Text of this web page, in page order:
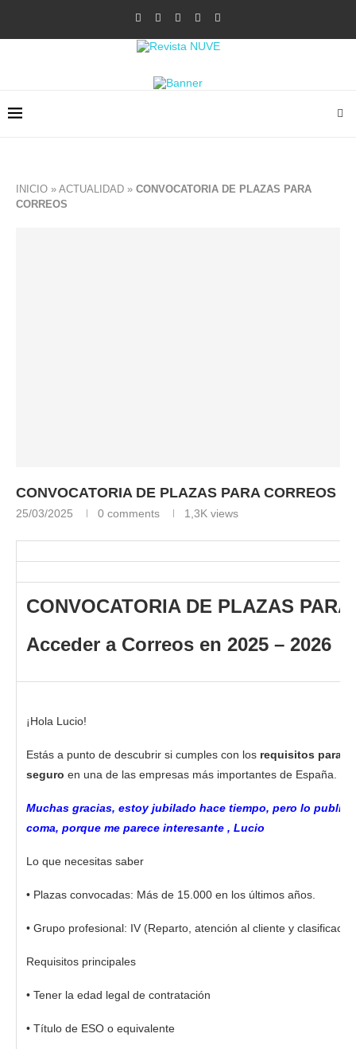
INICIO » ACTUALIDAD » CONVOCATORIA DE PLAZAS PARA
CORREOS
CONVOCATORIA DE PLAZAS PARA CORREOS
25/03/2025 0 comments 1,3K views
CONVOCATORIA DE PLAZAS
Acceder a Correos en 2025 – 2026
¡Hola Lucio!
Estás a punto de descubrir si cumples con los requisitos para
seguro en una de las empresas más importantes de España.
Muchas gracias, estoy jubilado hace tiempo, pero lo
coma, porque me parece interesante , Lucio
Lo que necesitas saber
• Plazas convocadas: Más de 15.000 en los últimos años.
• Grupo profesional: IV (Reparto, atención al cliente y
Requisitos principales
• Tener la edad legal de contratación
• Título de ESO o equivalente